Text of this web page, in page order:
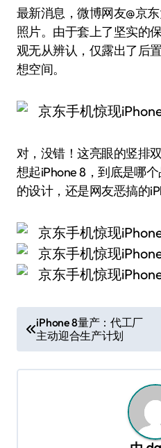
最新消息，微博网友@京
照片。由于套上了坚实的
观无从辨认，仅露出了后
想空间。
对，没错！这亮眼的竖排
想起iPhone 8，到底是哪
的设计，还是网友恶搞的
章
导
iPhone 8量产：代工厂
主动迎合生产计划